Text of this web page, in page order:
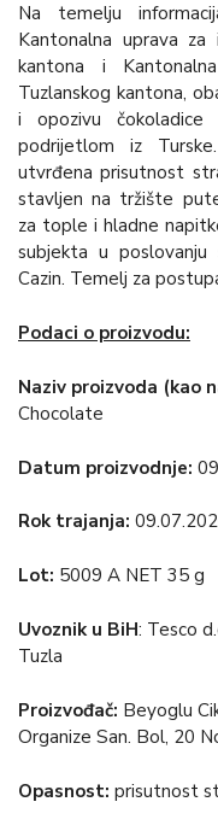
Na temelju
Kantonalna uprava za
kantona i
Tuzlanskog kantona,
i opozivu čokoladice
podrijetlom iz
utvrđena prisutnost
stavljen na tržište
za tople i hladne
subjekta u poslovanju
Cazin. Temelj za
Podaci o proizvodu:
Naziv proizvoda (kao
Chocolate
Datum proizvodnje:
Rok trajanja:
Lot: 5009 A NET 35 g
Uvoznik u BiH: Tesco
Tuzla
Proizvođač: Beyoglu
Organize San. Bol, 20
Opasnost: prisutnost